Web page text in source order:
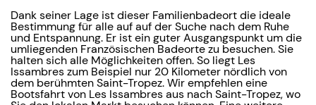
Dank seiner Lage ist dieser Familienbadeort die ideale
Bestimmung für alle auf auf der Suche nach dem Ruhe
und Entspannung. Er ist ein guter Ausgangspunkt um die
umliegenden Französischen Badeorte zu besuchen. Sie
halten sich alle Möglichkeiten offen. So liegt Les
Issambres zum Beispiel nur 20 Kilometer nördlich von
dem berühmten Saint-Tropez. Wir empfehlen eine
Bootsfahrt von Les Issambres aus nach Saint-Tropez, wo